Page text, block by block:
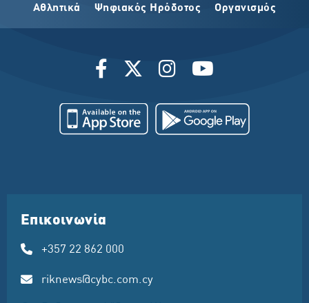
Αθλητικά Ψηφιακός Ηρόδοτος Οργανισμός
Επικοινωνία
+357 22 862 000
riknews@cybc.com.cy